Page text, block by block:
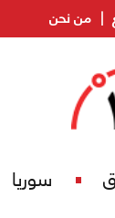
من نحن
سوريا